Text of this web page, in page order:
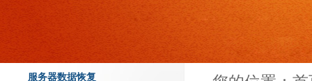
服务器数据恢复